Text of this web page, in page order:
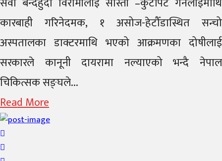
कारबाही गरिनेदमक, १ असोज-हेटौँडास्थित सन्चो
अस्पतालका डाक्टरमाथि भएको आक्रमणका दोषीलाई
सरकारले कानूनी दायरामा नल्याएको भन्दै नेपाल
चिकित्सक सङ्घले...
Read More